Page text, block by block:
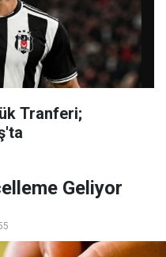
Tranferi;
Geliyor